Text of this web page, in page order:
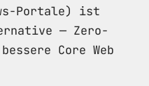
Portale) ist
— Zero-
Core Web